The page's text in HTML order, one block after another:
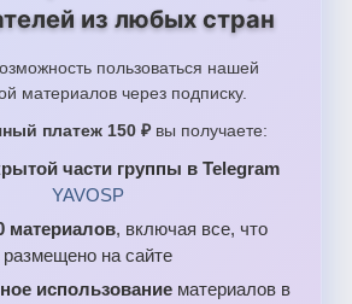
из любых стран
пользоваться нашей
материалов через подписку.
платеж 150 ₽ вы получаете:
части группы в Telegram
YAVOSP
материалов, включая все, что
размещено на сайте
использование материалов в